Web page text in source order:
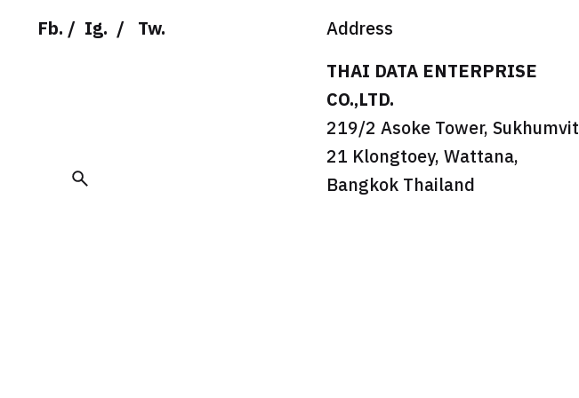
Fb./ Ig. / Tw.
Address
THAI DATA ENTERPRISE
CO.,LTD.
219/2 Asoke Tower, Sukhumvit
21 Klongtoey, Wattana,
Bangkok Thailand